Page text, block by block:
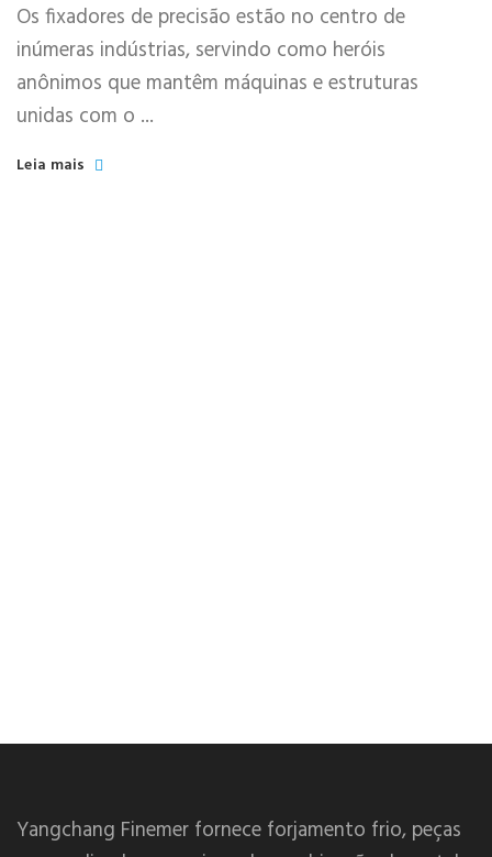
Os fixadores de precisão estão no centro de
inúmeras indústrias, servindo como heróis
anônimos que mantêm máquinas e estruturas
unidas com o ...
Leia mais
Yangchang Finemer fornece forjamento frio, peças